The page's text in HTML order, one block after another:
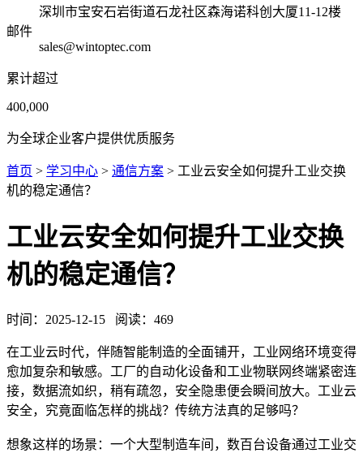
深圳市宝安石岩街道石龙社区森海诺科创大厦11-12楼
邮件
sales@wintoptec.com
累计超过
400,000
为全球企业客户提供优质服务
首页 > 学习中心 > 通信方案 > 工业云安全如何提升工业交换
机的稳定通信？
工业云安全如何提升工业交换
机的稳定通信？
时间： 2025-12-15 阅读： 469
在工业云时代，伴随智能制造的全面铺开，工业网络环境变得
愈加复杂和敏感。工厂的自动化设备和工业物联网终端紧密连
接，数据流如织，稍有疏忽，安全隐患便会瞬间放大。工业云
安全，究竟面临怎样的挑战？传统方法真的足够吗？
想象这样的场景：一个大型制造车间，数百台设备通过工业交